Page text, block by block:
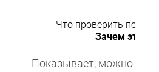
Что проверить
Зачем это
Показывает, можно ли